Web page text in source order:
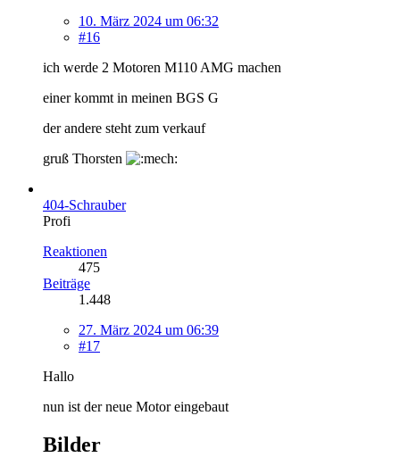
10. März 2024 um 06:32
#16
ich werde 2 Motoren M110 AMG machen
einer kommt in meinen BGS G
der andere steht zum verkauf
gruß Thorsten
404-Schrauber
Profi
Reaktionen
475
Beiträge
1.448
27. März 2024 um 06:39
#17
Hallo
nun ist der neue Motor eingebaut
Bilder